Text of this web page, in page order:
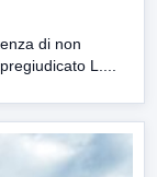
di non
L....